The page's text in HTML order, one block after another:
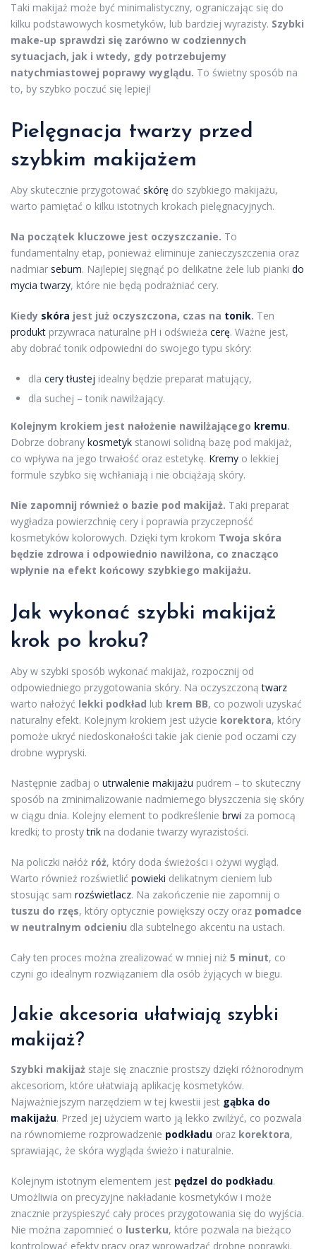
Taki makijaż może być minimalistyczny, ograniczając się do
kilku podstawowych kosmetyków, lub bardziej wyrazisty. Szybki
make-up sprawdzi się zarówno w codziennych
sytuacjach, jak i wtedy, gdy potrzebujemy
natychmiastowej poprawy wyglądu. To świetny sposób na
to, by szybko poczuć się lepiej!
Pielęgnacja twarzy przed
szybkim makijażem
Aby skutecznie przygotować skórę do szybkiego makijażu,
warto pamiętać o kilku istotnych krokach pielęgnacyjnych.
Na początek kluczowe jest oczyszczanie. To
fundamentalny etap, ponieważ eliminuje zanieczyszczenia oraz
nadmiar sebum. Najlepiej sięgnąć po delikatne żele lub pianki do
mycia twarzy, które nie będą podrażniać cery.
Kiedy skóra jest już oczyszczona, czas na tonik. Ten
produkt przywraca naturalne pH i odświeża cerę. Ważne jest,
aby dobrać tonik odpowiedni do swojego typu skóry:
dla cery tłustej idealny będzie preparat matujący,
dla suchej – tonik nawilżający.
Kolejnym krokiem jest nałożenie nawilżającego kremu.
Dobrze dobrany kosmetyk stanowi solidną bazę pod makijaż,
co wpływa na jego trwałość oraz estetykę. Kremy o lekkiej
formule szybko się wchłaniają i nie obciążają skóry.
Nie zapomnij również o bazie pod makijaż. Taki preparat
wygładza powierzchnię cery i poprawia przyczepność
kosmetyków kolorowych. Dzięki tym krokom Twoja skóra
będzie zdrowa i odpowiednio nawilżona, co znacząco
wpłynie na efekt końcowy szybkiego makijażu.
Jak wykonać szybki makijaż
krok po kroku?
Aby w szybki sposób wykonać makijaż, rozpocznij od
odpowiedniego przygotowania skóry. Na oczyszczonątwarz
warto nałożyć lekki podkład lub krem BB, co pozwoli uzyskać
naturalny efekt. Kolejnym krokiem jest użycie korektora, który
pomoże ukryć niedoskonałości takie jak cienie pod oczami czy
drobne wypryski.
Następnie zadbaj o utrwalenie makijażu pudrem – to skuteczny
sposób na zminimalizowanie nadmiernego błyszczenia się skóry
w ciągu dnia. Kolejny element to podkreślenie brwi za pomocą
kredki; to prostytrik na dodanie twarzy wyrazistości.
Na policzki nałóż róż, który doda świeżości i ożywi wygląd.
Warto również rozświetlić powieki delikatnym cieniem lub
stosując sam rozświetlacz. Na zakończenie nie zapomnij o
tuszu do rzęs, który optycznie powiększy oczy oraz pomadce
w neutralnym odcieniu dla subtelnego akcentu na ustach.
Cały ten proces można zrealizować w mniej niż 5 minut, co
czyni go idealnym rozwiązaniem dla osób żyjących w biegu.
Jakie akcesoria ułatwiają szybki
makijaż?
Szybki makijaż staje się znacznie prostszy dzięki różnorodnym
akcesoriom, które ułatwiają aplikację kosmetyków.
Najważniejszym narzędziem w tej kwestii jest gąbka do
makijażu. Przed jej użyciem warto ją lekko zwilżyć, co pozwala
na równomierne rozprowadzenie podkładu oraz korektora,
sprawiając, że skóra wygląda świeżo i naturalnie.
Kolejnym istotnym elementem jest pędzel do podkładu.
Umożliwia on precyzyjne nakładanie kosmetyków i może
znacznie przyspieszyć cały proces przygotowania się do wyjścia.
Nie można zapomnieć o lusterku, które pozwala na bieżąco
kontrolować efekty pracy oraz wprowadzać drobne poprawki.